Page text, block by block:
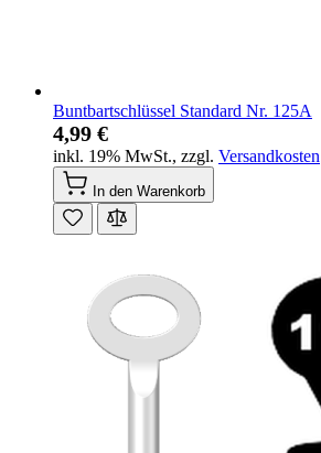
Buntbartschlüssel Standard Nr. 125A
4,99 €
inkl. 19% MwSt., zzgl. Versandkosten
In den Warenkorb